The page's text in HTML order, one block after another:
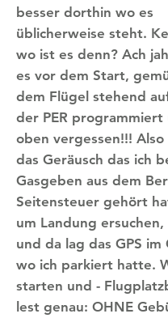
besser dorthin wo es
üblicherweise steht.
wo ist es denn? Ach
es vor dem Start,
dem Flügel stehend
der PER
oben vergessen!!! Also
das Geräusch das ich
Gasgeben aus dem
Seitensteuer gehört
um Landung
und da lag das GPS
wo ich parkiert hatte.
starten und -
lest genau: OHNE